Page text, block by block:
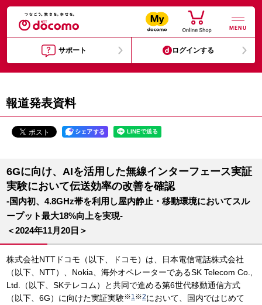
MENU
サポート ログインする
報道発表資料
6Gに向け、AIを活用した無線インターフェース実証
実験において伝送効率の改善を確認
-国内初、4.8GHz帯を利用し屋内静止・移動環境においてスル
ープット最大18%向上を実現-
＜2024年11月20日＞
株式会社NTTドコモ（以下、ドコモ）は、日本電信電話株式会社
（以下、NTT）、Nokia、海外オペレーターであるSK Telecom Co.,
Ltd.（以下、SKテレコム）と共同で進める第6世代移動通信方式
（以下、6G）に向けた実証実験※1※2において、国内ではじめて